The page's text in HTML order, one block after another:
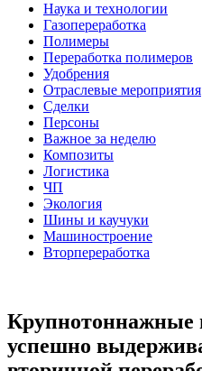
Наука и технологии
Газопереработка
Полимеры
Переработка полимеров
Удобрения
Отраслевые мероприятия
Сделки
Персоны
Важное за неделю
Композиты
Логистика
ЧП
Экология
Шины и каучуки
Машиностроение
Вторпереработка
Крупнотоннажные
успешно